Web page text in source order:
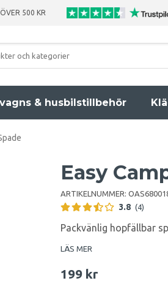
ÖVER 500 KR
& husbilstillbehör
Easy
ARTIKELNUMMER:
3.8 (4)
Packvänlig hopfällbar
LÄS MER
199 kr